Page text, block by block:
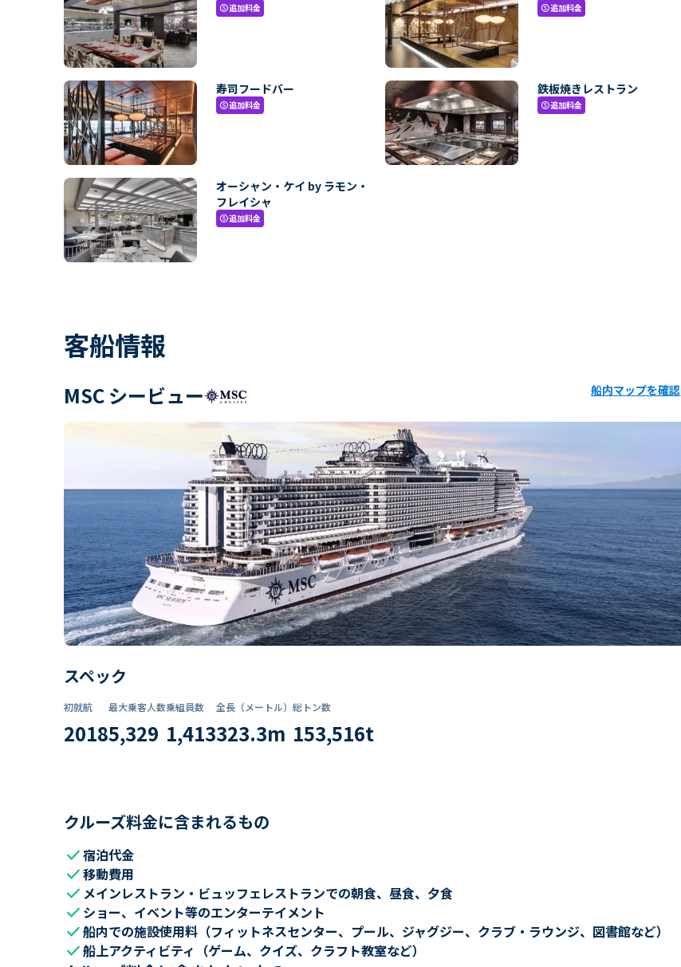
paid追加料金 paid追加料金
寿司フードバー
paid追加料金
鉄板焼きレストラン
paid追加料金
オーシャン・ケイ by ラモン・
フレイシャ
paid追加料金
客船情報
MSC シービュー 船内マップを確認
スペック
初就航
2018
最大乗客人数
5,329
乗組員数​
1,413
全長（メートル）
323.3m
総トン数​
153,516t
クルーズ料金に含まれるもの
check宿泊代金
check移動費用
check メインレストラン・ビュッフェレストランでの朝食、昼食、夕食
check ショー、イベント等のエンターテイメント
check船内での施設使用料（フィットネスセンター、プール、ジャグジー、クラブ・ラウンジ、図書館など）
check船上アクティビティ（ゲーム、クイズ、クラフト教室など）